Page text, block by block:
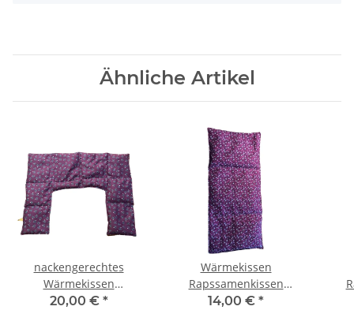
Ähnliche Artikel
nackengerechtes
Wärmekissen
Rapssamen RNXXL70
20,00 € *
Wärmekissen
Rapssamenkissen
rechteckig "rosa
14,00 € *